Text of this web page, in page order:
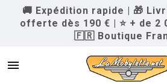
🚚 Expédition rapide | 🎁
offerte dès 190 € | ⭐ + de
🇫🇷 Boutique
menu